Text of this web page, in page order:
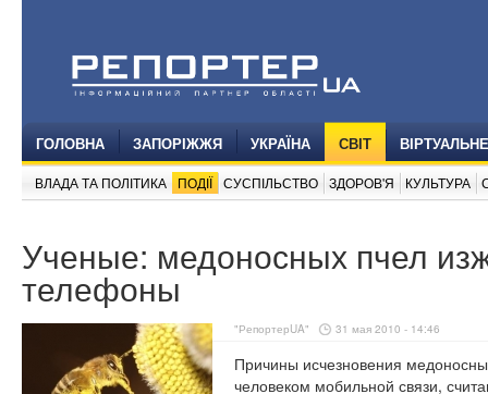
ГОЛОВНА ЗАПОРІЖЖЯ УКРАЇНА СВІТ
ВЛАДА ТА ПОЛІТИКА ПОДІЇ СУСПІЛЬСТВО ЗДОРОВ'Я КУЛЬТУРА
Ученые: медоносных пчел
телефоны
"РепортерUA" 31 мая 2010 - 14:46
Причины исчезновения
человеком мобильной связи,